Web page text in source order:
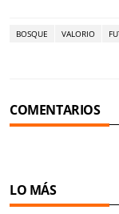
BOSQUE VALORIO
COMENTARIOS
LO MÁS